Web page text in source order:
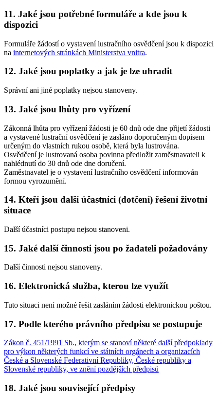
11. Jaké jsou potřebné formuláře a kde jsou k
dispozici
Formuláře žádostí o vystavení lustračního osvědčení jsou k dispozici
na internetových stránkách Ministerstva vnitra.
12. Jaké jsou poplatky a jak je lze uhradit
Správní ani jiné poplatky nejsou stanoveny.
13. Jaké jsou lhůty pro vyřízení
Zákonná lhůta pro vyřízení žádosti je 60 dnů ode dne přijetí žádosti
a vystavené lustrační osvědčení je zasláno doporučeným dopisem
určeným do vlastních rukou osobě, která byla lustrována.
Osvědčení je lustrovaná osoba povinna předložit zaměstnavateli k
nahlédnutí do 30 dnů ode dne doručení.
Zaměstnavatel je o vystavení lustračního osvědčení informován
formou vyrozumění.
14. Kteří jsou další účastníci (dotčení) řešení životní
situace
Další účastníci postupu nejsou stanoveni.
15. Jaké další činnosti jsou po žadateli požadovány
Další činnosti nejsou stanoveny.
16. Elektronická služba, kterou lze využít
Tuto situaci není možné řešit zasláním žádosti elektronickou poštou.
17. Podle kterého právního předpisu se postupuje
Zákon č. 451/1991 Sb., kterým se stanoví některé další předpoklady
pro výkon některých funkcí ve státních orgánech a organizacích
České a Slovenské Federativní Republiky, České republiky a
Slovenské republiky, ve znění pozdějších předpisů
18. Jaké jsou související předpisy